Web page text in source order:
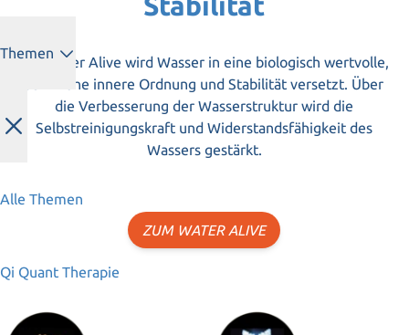
Themen
Alle Themen
Qi Quant Therapie
Mit Water Alive wird Wasser in eine biologisch wertvolle,
sehr hohe innere Ordnung und Stabilität versetzt. Über
die Verbesserung der Wasserstruktur wird die
Selbstreinigungskraft und Widerstandsfähigkeit des
Wassers gestärkt.
ZUM WATER ALIVE